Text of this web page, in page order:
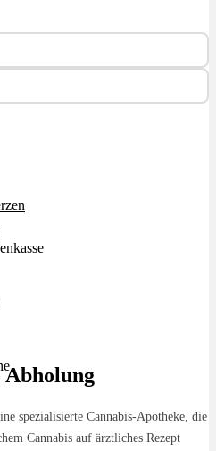
Abholung
spezialisierte Cannabis-Apotheke, die
Cannabis auf ärztliches Rezept